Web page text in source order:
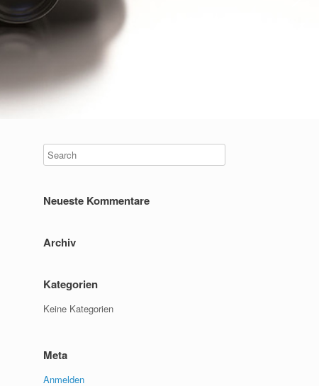
Neueste Kommentare
Archiv
Kategorien
Keine Kategorien
Meta
Anmelden